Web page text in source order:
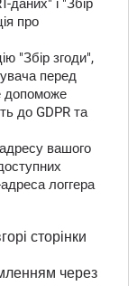
даних" і "Збір
про
"Збір згоди",
перед
допоможе
до GDPR та
вашого
логгера
сторінки
через